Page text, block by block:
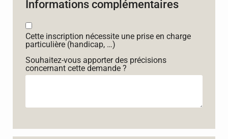
Informations complémentaires
Cette inscription nécessite une prise en charge
particulière (handicap, …)
Souhaitez-vous apporter des précisions
concernant cette demande ?